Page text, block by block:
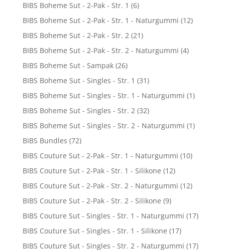
BIBS Boheme Sut - 2-Pak - Str. 1 (6)
BIBS Boheme Sut - 2-Pak - Str. 1 - Naturgummi (12)
BIBS Boheme Sut - 2-Pak - Str. 2 (21)
BIBS Boheme Sut - 2-Pak - Str. 2 - Naturgummi (4)
BIBS Boheme Sut - Sampak (26)
BIBS Boheme Sut - Singles - Str. 1 (31)
BIBS Boheme Sut - Singles - Str. 1 - Naturgummi (1)
BIBS Boheme Sut - Singles - Str. 2 (32)
BIBS Boheme Sut - Singles - Str. 2 - Naturgummi (1)
BIBS Bundles (72)
BIBS Couture Sut - 2-Pak - Str. 1 - Naturgummi (10)
BIBS Couture Sut - 2-Pak - Str. 1 - Silikone (12)
BIBS Couture Sut - 2-Pak - Str. 2 - Naturgummi (12)
BIBS Couture Sut - 2-Pak - Str. 2 - Silikone (9)
BIBS Couture Sut - Singles - Str. 1 - Naturgummi (17)
BIBS Couture Sut - Singles - Str. 1 - Silikone (17)
BIBS Couture Sut - Singles - Str. 2 - Naturgummi (17)